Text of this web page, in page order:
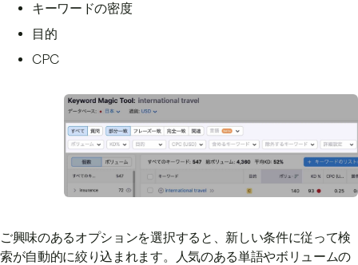
キーワードの密度
目的
CPC
ご興味のあるオプションを選択すると、新しい条件に従って検
索が自動的に絞り込まれます。人気のある単語やボリュームの